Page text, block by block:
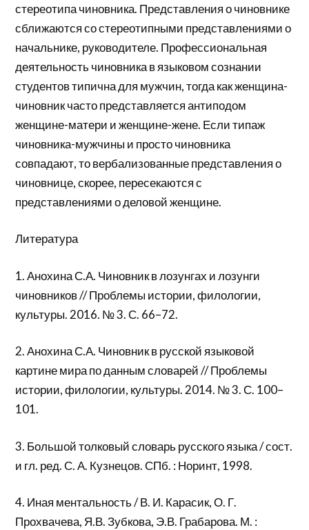
стереотипа чиновника. Представления о чиновнике
сближаются со стереотипными представлениями о
начальнике, руководителе. Профессиональная
деятельность чиновника в языковом сознании
студентов типична для мужчин, тогда как женщина-
чиновник часто представляется антиподом
женщине-матери и женщине-жене. Если типаж
чиновника-мужчины и просто чиновника
совпадают, то вербализованные представления о
чиновнице, скорее, пересекаются с
представлениями о деловой женщине.
Литература
1. Анохина С.А. Чиновник в лозунгах и лозунги
чиновников // Проблемы истории, филологии,
культуры. 2016. № 3. С. 66–72.
2. Анохина С.А. Чиновник в русской языковой
картине мира по данным словарей // Проблемы
истории, филологии, культуры. 2014. № 3. С. 100–
101.
3. Большой толковый словарь русского языка / сост.
и гл. ред. С. А. Кузнецов. СПб. : Норинт, 1998.
4. Иная ментальность / В. И. Карасик, О. Г.
Прохвачева, Я.В. Зубкова, Э.В. Грабарова. М. :